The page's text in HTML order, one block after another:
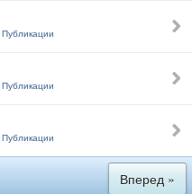
Публикации
Публикации
Публикации
Вперед »